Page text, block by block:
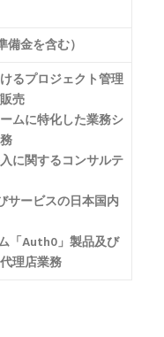
金を含む）
るプロジェクト管理
売
ムに特化した業務シ
に関するコンサルテ
サービスの日本国内
「Auth0」製品及び
理店業務